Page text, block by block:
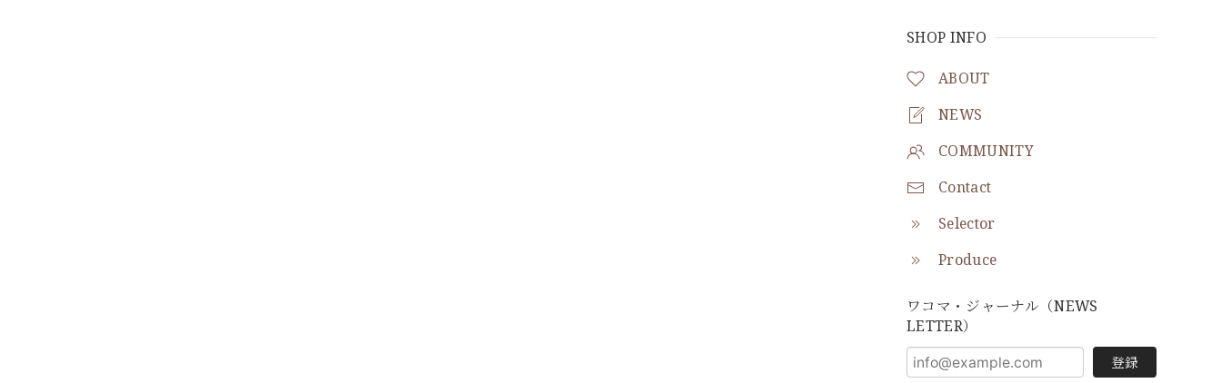
SHOP INFO
ABOUT
NEWS
COMMUNITY
Contact
Selector
Produce
ワコマ・ジャーナル（NEWS
LETTER）
登録